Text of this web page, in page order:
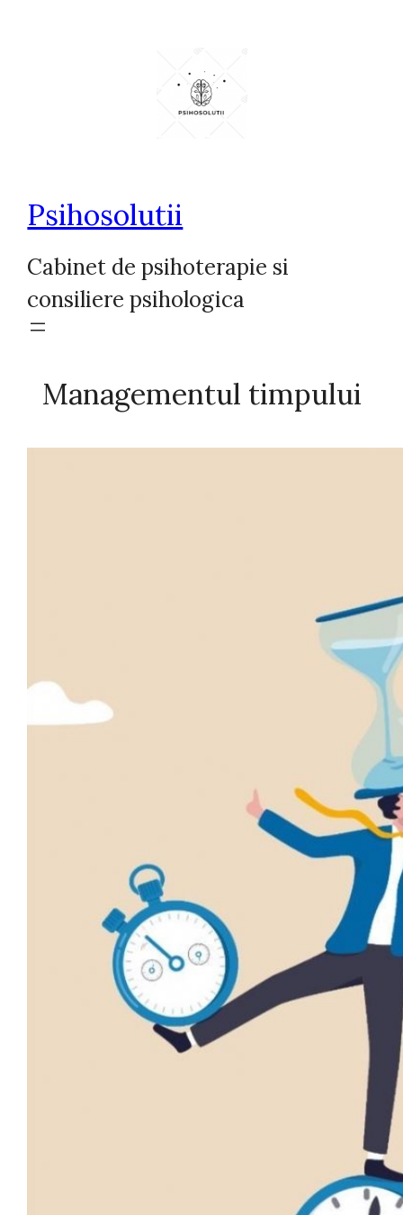
Psihosolutii
Cabinet de psihoterapie si
consiliere psihologica
Managementul timpului